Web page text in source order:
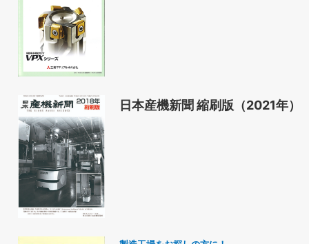
日本産機新聞 縮刷版（2021年）